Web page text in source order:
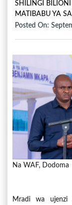
SHILINGI
MATIBABU YA
Posted On:
Na WAF, Dodoma
Mradi wa